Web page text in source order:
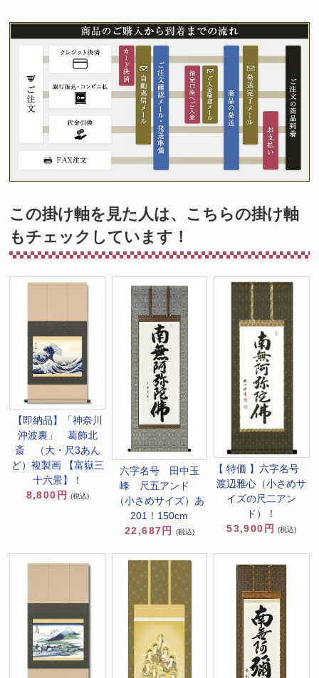
この掛け軸を見た人は、こちらの掛け軸
もチェックしています！
【即納品】「神奈川
沖波裏」 葛飾北
斎 （大・尺3あん
ど）複製画 【富嶽三
十六景】！
8,800円
(税込)
六字名号 田中玉
峰 尺五アンド
（小さめサイズ）あ
201！150cm
22,687円
(税込)
【 特価 】六字名号
渡辺雅心（小さめサ
イズの尺二アン
ド）！
53,900円
(税込)